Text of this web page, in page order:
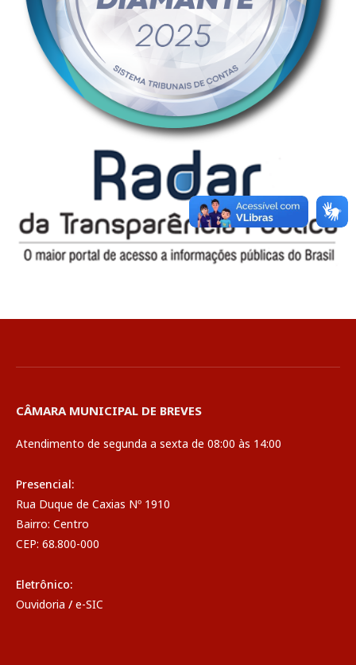
CÂMARA MUNICIPAL DE BREVES
Atendimento de segunda a sexta de 08:00 às 14:00
Presencial:
Rua Duque de Caxias Nº 1910
Bairro: Centro
CEP: 68.800-000
Eletrônico:
Ouvidoria / e-SIC